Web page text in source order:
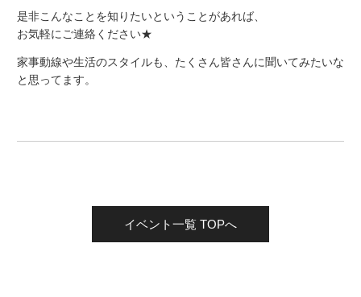
是非こんなことを知りたいということがあれば、
お気軽にご連絡ください★
家事動線や生活のスタイルも、たくさん皆さんに聞いてみたいな
と思ってます。
イベント一覧 TOPへ